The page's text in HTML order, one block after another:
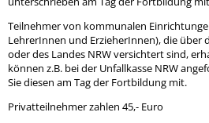
Teilnehmer von kommunalen
LehrerInnen und ErzieherInnen), die über
oder des Landes NRW versichtert sind,
können z.B. bei der Unfallkasse NRW
Sie diesen am Tag der Fortbildung mit.
Privatteilnehmer zahlen 45,- Euro